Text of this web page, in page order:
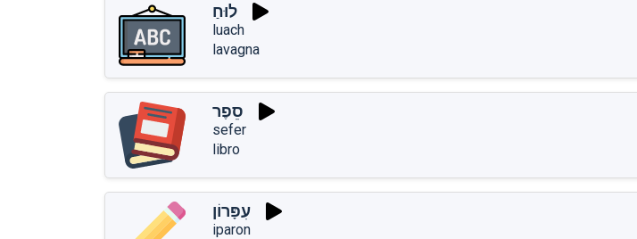
לוּחַ
luach
lavagna
סֵפֶר
sefer
libro
עִפָּרוֹן
iparon